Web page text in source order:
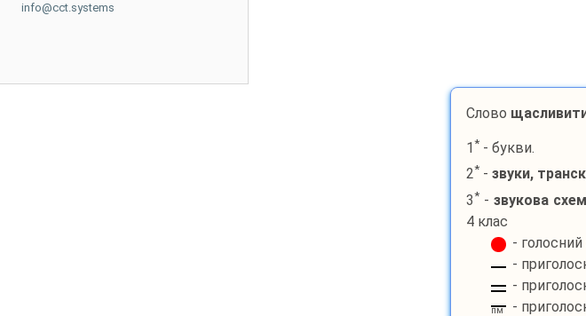
info@cct.systems
Слово
1 *- букви.
2*- звуки,
3*- звукова
4 клас
- голосний
-
-
пм
-